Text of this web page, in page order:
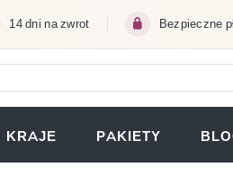
14 dni na zwrot Bezpieczne
KARCIE)
KRAJE PAKIETY